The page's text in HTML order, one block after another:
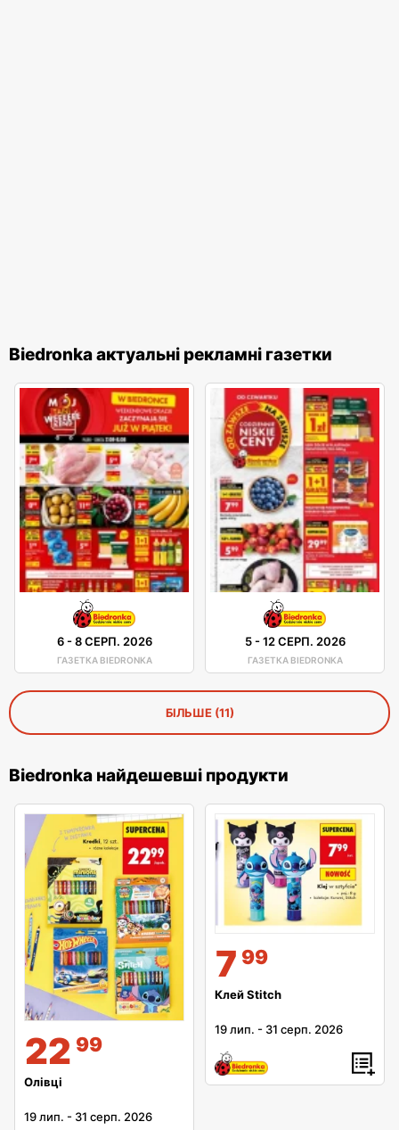
Biedronka актуальні рекламні газетки
6-8 СЕРП. 2026
ГАЗЕТКА BIEDRONKA
5-12 СЕРП. 2026
ГАЗЕТКА BIEDRONKA
БІЛЬШЕ (11)
Biedronka найдешевші продукти
22 99
Олівці
19 лип. - 31 серп. 2026
7 99
Клей Stitch
19 лип. - 31 серп. 2026